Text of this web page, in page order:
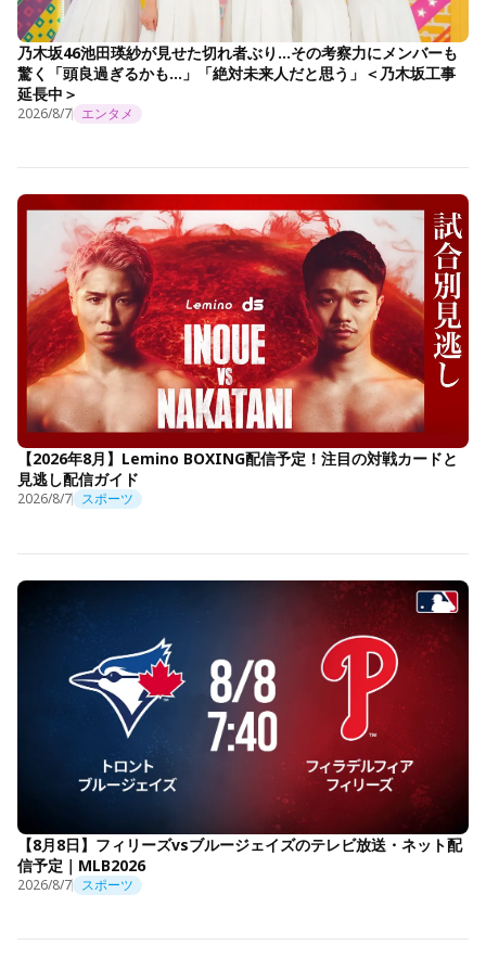
乃木坂46池田瑛紗が見せた切れ者ぶり…その考察力にメンバーも
驚く「頭良過ぎるかも…」「絶対未来人だと思う」＜乃木坂工事
延長中＞
2026/8/7 エンタメ
【2026年8月】Lemino BOXING配信予定！注目の対戦カードと
見逃し配信ガイド
2026/8/7 スポーツ
【8月8日】フィリーズvsブルージェイズのテレビ放送・ネット配
信予定｜MLB2026
2026/8/7 スポーツ